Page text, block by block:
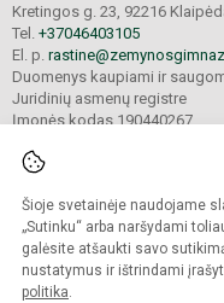
Šioje svetainėje naudojame
„Sutinku“ arba naršydami
galėsite atšaukti savo
nustatymus ir ištrindami
politika.
Kretingos g. 23, 92216
Tel. +37046403105
El. p.
Duomenys kaupiami ir
Juridinių asmenų registre
Įmonės kodas 190440267
© 2022. Klaipėdos universiteto
Kopijuoti turinį be raštiško
Prieinamumo
Sumanus būdas